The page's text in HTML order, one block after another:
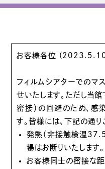
お客様各位
フィルムシアターでのマ
せいたします。ただし当館
密接）の回避のため、感
す。皆様には、下記の通り
発熱（非接触検温
場はお断りいたします。
お客様同士の密接な